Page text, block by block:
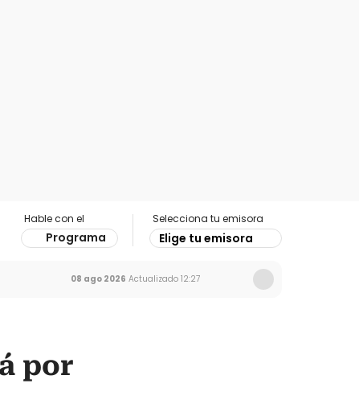
Hable con el
Programa
Selecciona tu emisora
Elige tu emisora
08 ago 2026 Actualizado 12:27
por